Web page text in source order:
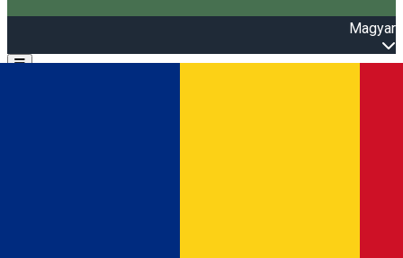
Magyar
Open main menu